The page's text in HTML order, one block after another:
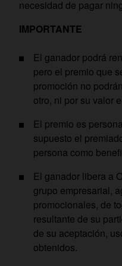
necesidad de pagar
IMPORTANTE
El ganador podrá
pero el premio que
promoción no
otro, ni por su valor
El premio es
supuesto el
persona como
El ganador libera a
grupo empresarial,
promocionales, de
resultante de su
de su aceptación,
obtenidos.